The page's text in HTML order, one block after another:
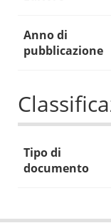
Anno di
pubblicazione
Tipo di
documento